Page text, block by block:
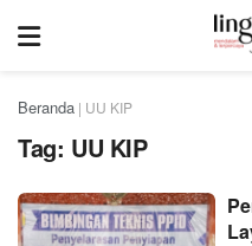
Beranda | UU KIP
Tag: UU KIP